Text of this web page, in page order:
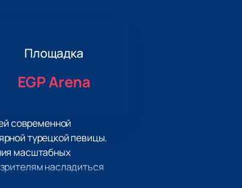
Площадка
EGP Arena
современной
турецкой певицы.
масштабных
насладиться